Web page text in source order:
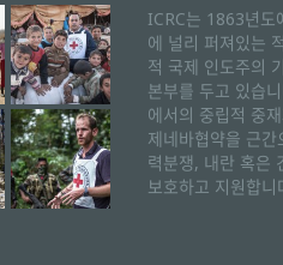
ICRC는 1863년도
에 널리 퍼져있는
적 국제 인도주의
본부를 두고 있습
에서의 중립적 중
제네바협약을 근간
력분쟁, 내란 혹은
보호하고 지원합니